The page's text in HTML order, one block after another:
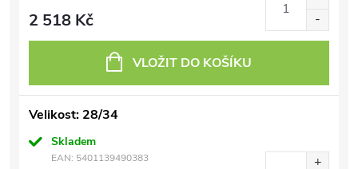
2 518 Kč
VLOŽIT DO KOŠÍKU
Velikost: 28/34
Skladem
EAN: 5401139490383